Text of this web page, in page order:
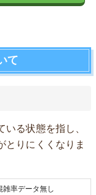
て
る状態を指し、
とりにくくなりま
雑率データ無し